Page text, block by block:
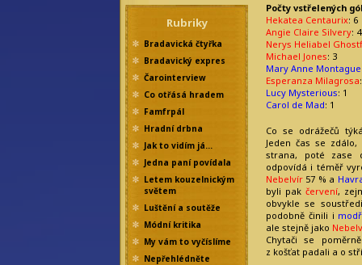
Rubriky
Bradavická čtyřka
Bradavický expres
Čarointerview
Co otřásá hradem
Famfrpál
Hradní drbna
Jak to vidím já…
Jedna paní povídala
Letem kouzelnickým
světem
Luštění a soutěže
Módní kritika
My vám to vyčíslíme
Nepřehlédněte
Počty vstřelených
Hekatea Centaurix: 6
Angie Claire Silvery: 4
Nerys Heliabel
Michael Jones: 3
Mary Anne Montague
Esperanza Milagrosa
Lucy Mysterious: 1
Carol de Mad: 1
Co se odrážečů
Jeden čas se
strana, poté zase
odpovídá i téměř
Nebelvír 57 % a
byli pak červení,
obvykle se
podobně činili i
ale stejně jako
Chytači se
z košťat padali a o